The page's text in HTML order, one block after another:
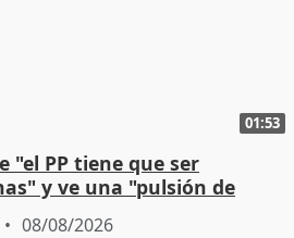
01:53
"el PP tiene que ser
y ve una "pulsión de
08/08/2026